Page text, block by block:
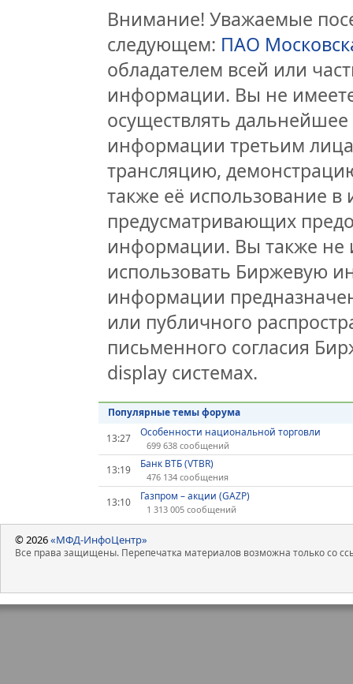
Внимание! Уважаемые
следующем: ПАО
обладателем всей или
информации. Вы не
осуществлять
информации третьим
трансляцию,
также её использование
предусматривающих
информации. Вы также не
использовать Биржевую
информации
или публичного
письменного согласия
display системах.
Популярные темы форума
13:27
Особенности национальной торговли
699 638 сообщений
13:19 Банк ВТБ (VTBR)
476 134 сообщения
13:10 Газпром – акции (GAZP)
1 313 005 сообщений
© 2026«МФД-ИнфоЦентр»
Все права защищены. Перепечатка материалов возможна только со